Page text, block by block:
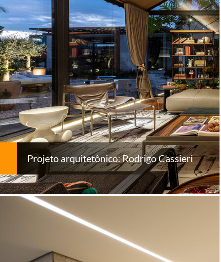
Projeto arquitetônico: Rodrigo Cassieri